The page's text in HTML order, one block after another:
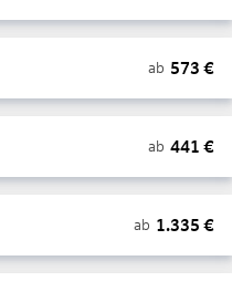
ab 573 €
ab 441 €
ab 1.335 €